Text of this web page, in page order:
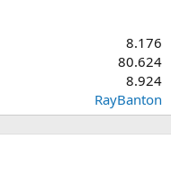
8.176
80.624
8.924
RayBanton